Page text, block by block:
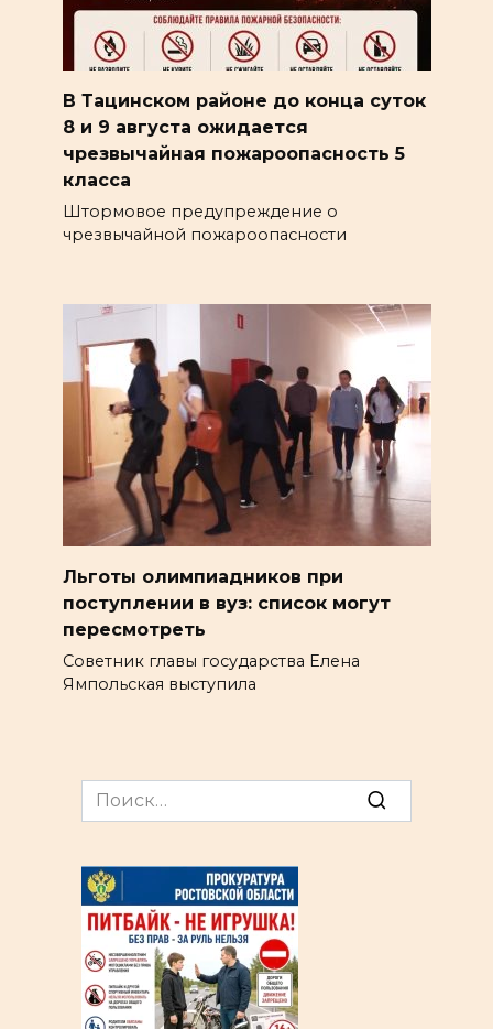
В Тацинском районе до конца суток
8 и 9 августа ожидается
чрезвычайная пожароопасность 5
класса
Штормовое предупреждение о
чрезвычайной пожароопасности
Льготы олимпиадников при
поступлении в вуз: список могут
пересмотреть
Советник главы государства Елена
Ямпольская выступила
Search
for: